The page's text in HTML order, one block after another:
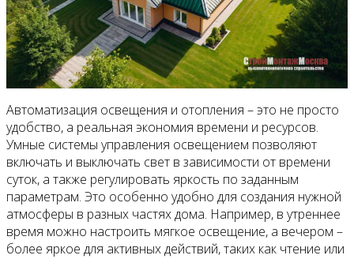
Автоматизация освещения и отопления – это не просто
удобство, а реальная экономия времени и ресурсов.
Умные системы управления освещением позволяют
включать и выключать свет в зависимости от времени
суток, а также регулировать яркость по заданным
параметрам. Это особенно удобно для создания нужной
атмосферы в разных частях дома. Например, в утреннее
время можно настроить мягкое освещение, а вечером –
более яркое для активных действий, таких как чтение или